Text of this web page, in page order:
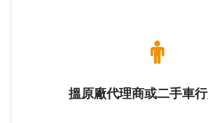
搵原廠代理商或二手車